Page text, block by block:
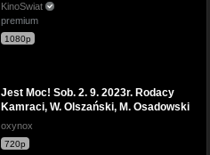
KinoSwiat
premium
1080p
Jest Moc! Sob. 2. 9. 2023r. Rodacy
Kamraci, W. Olszański, M. Osadowski
oxynox
720p